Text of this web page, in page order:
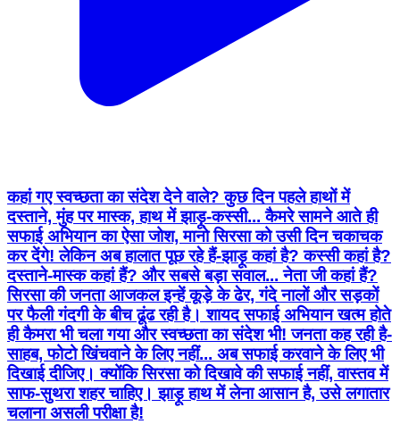
कहां गए स्वच्छता का संदेश देने वाले? कुछ दिन पहले हाथों में
दस्ताने, मुंह पर मास्क, हाथ में झाड़ू-कस्सी... कैमरे सामने आते ही
सफाई अभियान का ऐसा जोश, मानो सिरसा को उसी दिन चकाचक
कर देंगे! लेकिन अब हालात पूछ रहे हैं-झाड़ू कहां है? कस्सी कहां है?
दस्ताने-मास्क कहां हैं? और सबसे बड़ा सवाल... नेता जी कहां हैं?
सिरसा की जनता आजकल इन्हें कूड़े के ढेर, गंदे नालों और सड़कों
पर फैली गंदगी के बीच ढूंढ रही है। शायद सफाई अभियान खत्म होते
ही कैमरा भी चला गया और स्वच्छता का संदेश भी! जनता कह रही है-
साहब, फोटो खिंचवाने के लिए नहीं... अब सफाई करवाने के लिए भी
दिखाई दीजिए। क्योंकि सिरसा को दिखावे की सफाई नहीं, वास्तव में
साफ-सुथरा शहर चाहिए। झाड़ू हाथ में लेना आसान है, उसे लगातार
चलाना असली परीक्षा है!